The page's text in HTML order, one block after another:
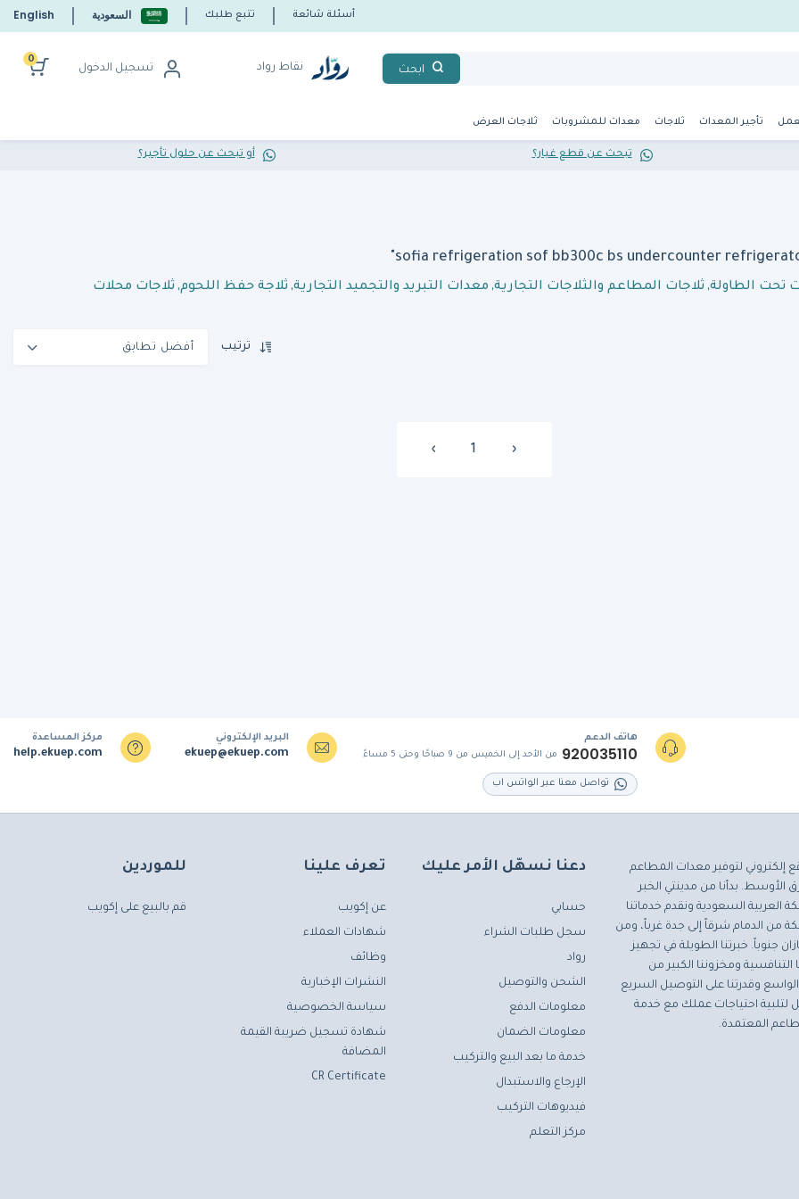
أسئلة شائعة تتبع طلبك السعودية English
ابحث نقاط رواد تسجيل الدخول
0
تأجير المعدات ثلاجات معدات للمشروبات ثلاجات العرض
تبحث عن قطع غيار؟ أو تبحث عن حلول تأجير؟
تحت الطاولة, ثلاجات المطاعم والثلاجات التجارية, معدات التبريد والتجميد التجارية, ثلاجة حفظ اللحوم, ثلاجات محلات
ترتيب أفضل تطابق
‹
1
›
هاتف الدعم
920035110 من الأحد إلى الخميس من 9 صباحًا وحتى 5 مساءً
تواصل معنا عبر الواتس اب
البريد الإلكتروني
ekuep@ekuep.com
مركز المساعدة
help.ekuep.com
إلكتروني لتوفير معدات المطاعم
الأوسط. بدأنا من مدينتي الخبر
العربية السعودية ونقدم خدماتنا
من الدمام شرقاً إلى جدة غرباً، ومن
جنوباً. خبرتنا الطويلة في تجهيز
ومخزوننا الكبير من
وقدرتنا على التوصيل السريع
لتلبية احتياجات عملك مع خدمة
المعتمدة.
دعنا نسهّل الأمر عليك
حسابي
سجل طلبات الشراء
رواد
الشحن والتوصيل
معلومات الدفع
معلومات الضمان
خدمة ما بعد البيع والتركيب
الإرجاع والاستبدال
فيديوهات التركيب
مركز التعلم
تعرف علينا
عن إكويب
شهادات العملاء
وظائف
النشرات الإخبارية
سياسة الخصوصية
شهادة تسجيل ضريبة القيمة
المضافة
CR Certificate
للموردين
قم بالبيع على إكويب